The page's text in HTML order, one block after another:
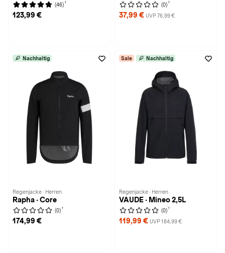
(46) 1
123,99 €
(0) 1
37,99 € UVP 76,99 €
Nachhaltig
Regenjacke · Herren
Rapha · Core
(0) 1
174,99 €
Sale Nachhaltig
Regenjacke · Herren
VAUDE · Mineo 2,5L
(0) 1
119,99 € UVP 184,99 €